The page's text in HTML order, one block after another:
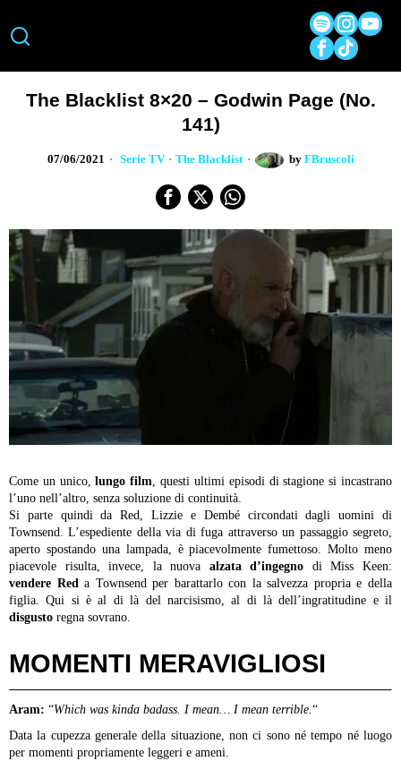
The Blacklist 8×20 – Godwin Page (No.
141)
07/06/2021 Serie TV · The Blacklist by FBruscoli
Come un unico,lungo film, questi ultimi episodi di stagione si incastrano
l’uno nell’altro, senza soluzione di continuità.
Si parte quindi da Red, Lizzie e Dembé circondati dagli uomini di
Townsend. L’espediente della via di fuga attraverso un passaggio segreto,
aperto spostando una lampada, è piacevolmente fumettoso. Molto meno
piacevole risulta, invece, la nuova alzata d’ingegno di Miss Keen:
vendere Reda Townsend per barattarlo con la salvezza propria e della
figlia. Qui si è al di là del narcisismo, al di là dell’ingratitudine e il
disgusto regna sovrano.
MOMENTI MERAVIGLIOSI
Aram: “Which was kinda badass. I mean… I mean terrible.“
Data la cupezza generale della situazione, non ci sono né tempo né luogo
per momenti propriamente leggeri e ameni.